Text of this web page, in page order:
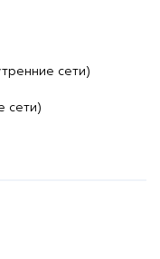
сети)
сети)